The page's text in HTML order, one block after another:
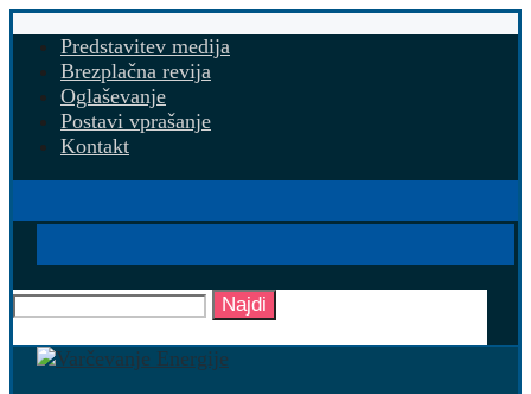
Predstavitev medija
Brezplačna revija
Oglaševanje
Postavi vprašanje
Kontakt
Najdi